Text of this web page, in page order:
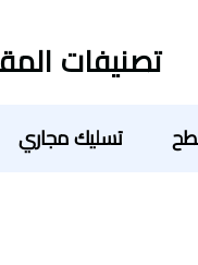
تصنيفات
تسليك مجاري